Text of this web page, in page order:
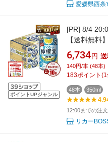
愛媛県西条
ポイントUPジャンル
[PR] 8/4
【送料無料
りレモン
料無料対象
ルコール syn
6,734 円
140円/本 (48本)
183ポイント (1
48本 350ml
12:00までの注
リカー